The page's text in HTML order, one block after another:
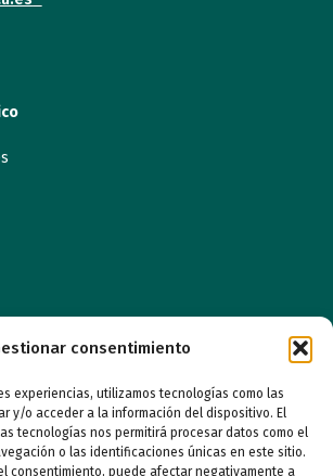
consentimiento
experiencias, utilizamos tecnologías como las
y/o acceder a la información del dispositivo. El
tecnologías nos permitirá procesar datos como el
o las identificaciones únicas en este sitio.
consentimiento, puede afectar negativamente a